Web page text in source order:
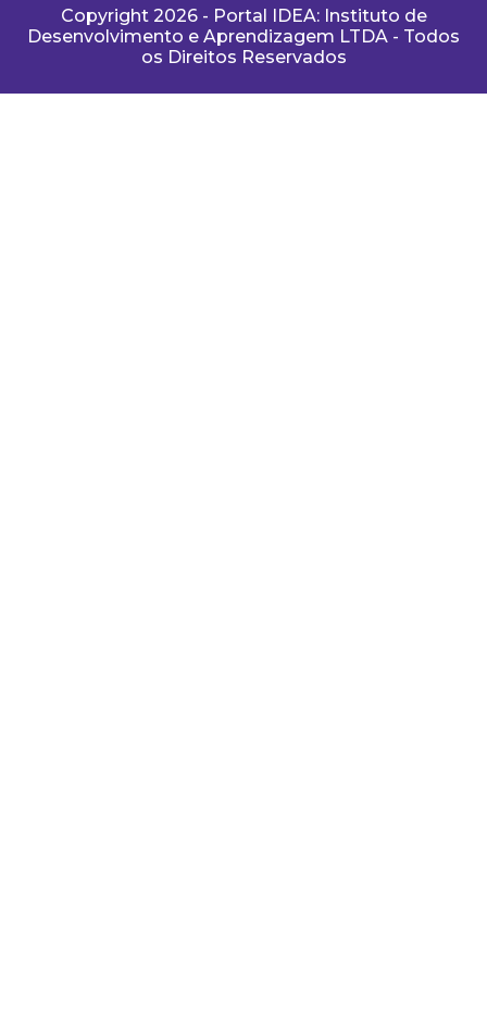
Copyright 2026 - Portal IDEA: Instituto de
Desenvolvimento e Aprendizagem LTDA - Todos
os Direitos Reservados